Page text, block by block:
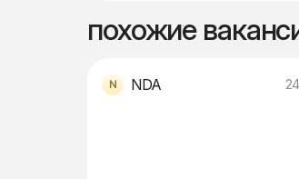
похожие
NDA